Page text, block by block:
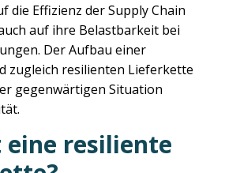
die Effizienz der Supply Chain
auf ihre Belastbarkeit bei
Der Aufbau einer
zugleich resilienten Lieferkette
gegenwärtigen Situation
eine resiliente